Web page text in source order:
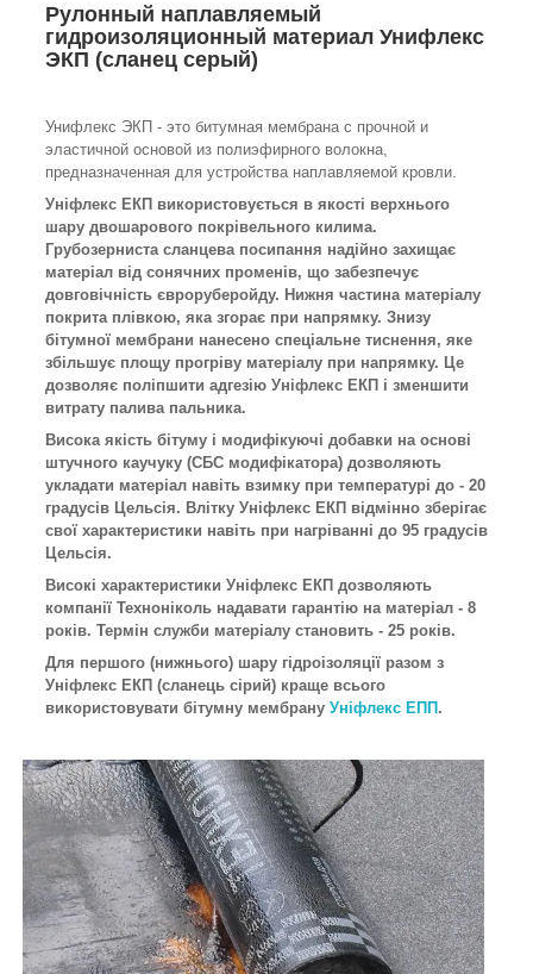
Рулонный наплавляемый
гидроизоляционный материал Унифлекс
ЭКП (сланец серый)
Унифлекс ЭКП - это битумная мембрана с прочной и
эластичной основой из полиэфирного волокна,
предназначенная для устройства наплавляемой кровли.
Уніфлекс ЕКП використовується в якості верхнього
шару двошарового покрівельного килима.
Грубозерниста сланцева посипання надійно захищає
матеріал від сонячних променів, що забезпечує
довговічність євроруберойду. Нижня частина матеріалу
покрита плівкою, яка згорає при напрямку. Знизу
бітумної мембрани нанесено спеціальне тиснення, яке
збільшує площу прогріву матеріалу при напрямку. Це
дозволяє поліпшити адгезію Уніфлекс ЕКП і зменшити
витрату палива пальника.
Висока якість бітуму і модифікуючі добавки на основі
штучного каучуку (СБС модифікатора) дозволяють
укладати матеріал навіть взимку при температурі до - 20
градусів Цельсія. Влітку Уніфлекс ЕКП відмінно зберігає
свої характеристики навіть при нагріванні до 95 градусів
Цельсія.
Високі характеристики Уніфлекс ЕКП дозволяють
компанії Техноніколь надавати гарантію на матеріал - 8
років. Термін служби матеріалу становить - 25 років.
Для першого (нижнього) шару гідроізоляції разом з
Уніфлекс ЕКП (сланець сірий) краще всього
використовувати бітумну мембрану Уніфлекс ЕПП .